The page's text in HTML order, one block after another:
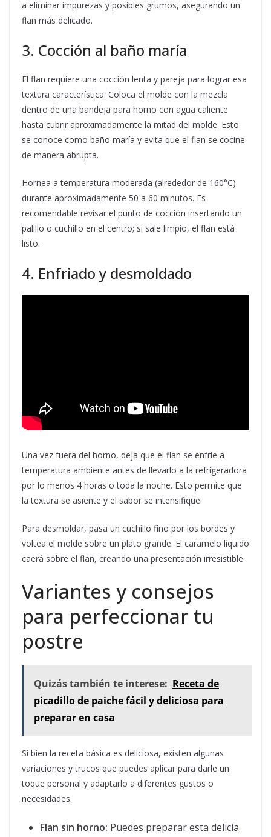
a eliminar impurezas y posibles grumos, asegurando un
flan más delicado.
3. Cocción al baño maría
El flan requiere una cocción lenta y pareja para lograr esa
textura característica. Coloca el molde con la mezcla
dentro de una bandeja para horno con agua caliente
hasta cubrir aproximadamente la mitad del molde. Esto
se conoce como baño maría y evita que el flan se cocine
de manera abrupta.
Hornea a temperatura moderada (alrededor de 160°C)
durante aproximadamente 50 a 60 minutos. Es
recomendable revisar el punto de cocción insertando un
palillo o cuchillo en el centro; si sale limpio, el flan está
listo.
4. Enfriado y desmoldado
Una vez fuera del horno, deja que el flan se enfríe a
temperatura ambiente antes de llevarlo a la refrigeradora
por lo menos 4 horas o toda la noche. Esto permite que
la textura se asiente y el sabor se intensifique.
Para desmoldar, pasa un cuchillo fino por los bordes y
voltea el molde sobre un plato grande. El caramelo líquido
caerá sobre el flan, creando una presentación irresistible.
Variantes y consejos
para perfeccionar tu
postre
Quizás también te interese: Receta de
picadillo de paiche fácil y deliciosa para
preparar en casa
Si bien la receta básica es deliciosa, existen algunas
variaciones y trucos que puedes aplicar para darle un
toque personal y adaptarlo a diferentes gustos o
necesidades.
Flan sin horno: Puedes preparar esta delicia